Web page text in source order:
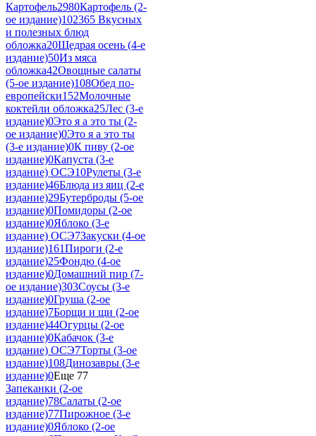
Картофель2980Картофель (2-
ое издание)102365 Вкусных
и полезных блюд
обложка20Щедрая осень (4-е
издание)50Из мяса
обложка42Овощные салаты
(5-ое издание)108Обед по-
европейски152Молочные
коктейли обложка25Лес (3-е
издание)0Это я а это ты (2-
ое издание)0Это я а это ты
(3-е издание)0К пиву (2-ое
издание)0Капуста (3-е
издание) ОСЭ10Рулеты (3-е
издание)46Блюда из яиц (2-е
издание)29Бутерброды (5-ое
издание)0Помидоры (2-ое
издание)0Яблоко (3-е
издание) ОСЭ7Закуски (4-ое
издание)161Пироги (2-е
издание)25Фондю (4-ое
издание)0Домашний пир (7-
ое издание)303Соусы (3-е
издание)0Груша (2-ое
издание)7Борщи и щи (2-ое
издание)44Огурцы (2-ое
издание)0Кабачок (3-е
издание) ОСЭ7Торты (3-ое
издание)108Динозавры (3-е
издание)0Еще 77
Запеканки (2-ое
издание)78Салаты (2-ое
издание)77Пирожное (3-е
издание)0Яблоко (2-ое